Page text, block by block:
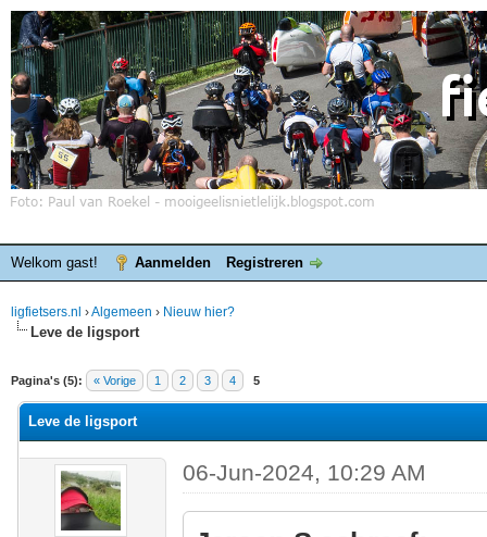
Welkom gast! Aanmelden Registreren
ligfietsers.nl ›Algemeen › Nieuw hier?
Leve de ligsport
Pagina's (5): « Vorige 1 2 3 4 5
waardering is 0
Leve de ligsport
06-Jun-2024, 10:29 AM